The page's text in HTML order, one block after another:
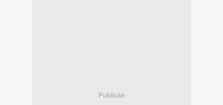
Publicité